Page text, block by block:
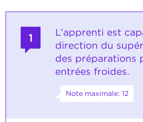
1
L’apprenti est
direction du
des préparations
entrées froides.
Note maximale: 12